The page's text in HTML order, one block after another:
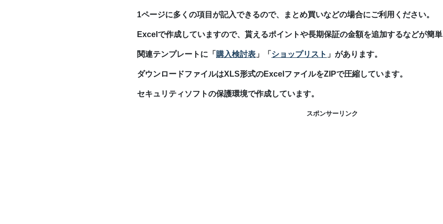
1ページに多くの項目が記入できるので、まとめ買いなどの場合にご利用ください。
Excelで作成していますので、貰えるポイントや長期保証の金額を追加するなどが簡単
関連テンプレートに「 購入検討表 」「 ショップリスト 」があります。
ダウンロードファイルはXLS形式のExcelファイルをZIPで圧縮しています。
セキュリティソフトの保護環境で作成しています。
スポンサーリンク